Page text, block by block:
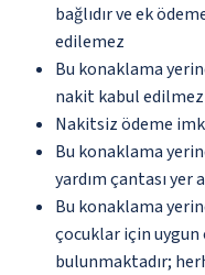
bağlıdır ve ek
edilemez
Bu konaklama
nakit kabul edilmez
Nakitsiz ödeme
Bu konaklama
yardım çantası yer
Bu konaklama
çocuklar için
bulunmaktadır;